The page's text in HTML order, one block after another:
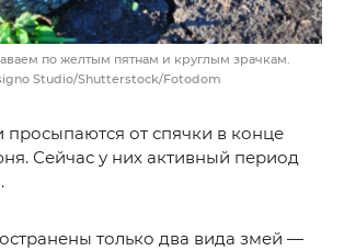
по желтым пятнам и круглым зрачкам.
Studio/Shutterstock/Fotodom
от спячки в конце
Сейчас у них активный период
только два вида змей —